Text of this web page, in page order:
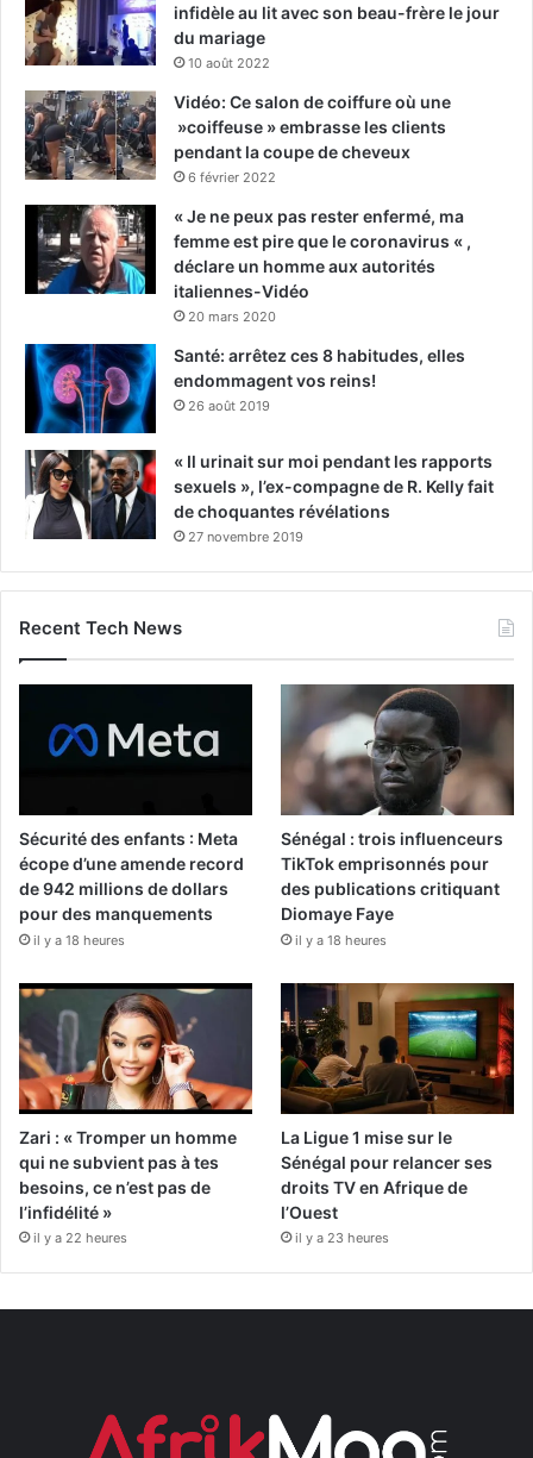
infidèle au lit avec son beau-frère le jour
du mariage
10 août 2022
Vidéo: Ce salon de coiffure où une
»coiffeuse » embrasse les clients
pendant la coupe de cheveux
6 février 2022
« Je ne peux pas rester enfermé, ma
femme est pire que le coronavirus « ,
déclare un homme aux autorités
italiennes-Vidéo
20 mars 2020
Santé: arrêtez ces 8 habitudes, elles
endommagent vos reins!
26 août 2019
« Il urinait sur moi pendant les rapports
sexuels », l’ex-compagne de R. Kelly fait
de choquantes révélations
27 novembre 2019
Recent Tech News
Sécurité des enfants : Meta
écope d’une amende record
de 942 millions de dollars
pour des manquements
il y a 18 heures
Sénégal : trois influenceurs
TikTok emprisonnés pour
des publications critiquant
Diomaye Faye
il y a 18 heures
Zari : « Tromper un homme
qui ne subvient pas à tes
besoins, ce n’est pas de
l’infidélité »
il y a 22 heures
La Ligue 1 mise sur le
Sénégal pour relancer ses
droits TV en Afrique de
l’Ouest
il y a 23 heures